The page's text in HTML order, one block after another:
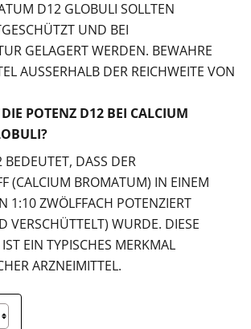
D12 GLOBULI SOLLTEN
UND BEI
GELAGERT WERDEN. BEWAHRE
AUSSERHALB DER REICHWEITE VON K
POTENZ D12 BEI CALCIUM
DASS DER
(CALCIUM BROMATUM) IN EINEM
1:10 ZWÖLFFACH POTENZIERT
VERSCHÜTTELT) WURDE. DIESE
EIN TYPISCHES MERKMAL
ARZNEIMITTEL.